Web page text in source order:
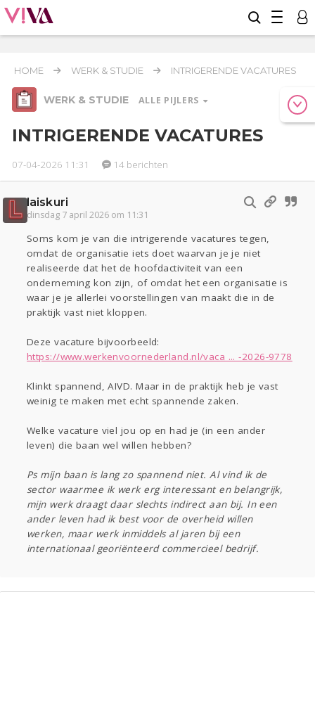
HOME WERK & STUDIE INTRIGERENDE VACATURES
WERK & STUDIE ALLE PIJLERS
Relaties
COVID-19
Actueel Oekraïne Entertainment
Lijf & Lijn
Kinderen
Digi Eten
Psyche
Sport
Contact
Lezen
INTRIGERENDE VACATURES
07-04-2026 11:31 14 berichten
laiskuri
dinsdag 7 april 2026 om 11:31
Soms kom je van die intrigerende vacatures tegen,
omdat de organisatie iets doet waarvan je je niet
realiseerde dat het de hoofdactiviteit van een
onderneming kon zijn, of omdat het een organisatie is
waar je je allerlei voorstellingen van maakt die in de
praktijk vast niet kloppen.
Deze vacature bijvoorbeeld:
https://www.werkenvoornederland.nl/vaca ... -2026-9778
Klinkt spannend, AIVD. Maar in de praktijk heb je vast
weinig te maken met echt spannende zaken.
Welke vacature viel jou op en had je (in een ander
leven) die baan wel willen hebben?
Ps mijn baan is lang zo spannend niet. Al vind ik de
sector waarmee ik werk erg interessant en belangrijk,
mijn werk draagt daar slechts indirect aan bij. In een
ander leven had ik best voor de overheid willen
werken, maar werk inmiddels al jaren bij een
internationaal georiënteerd commercieel bedrijf.